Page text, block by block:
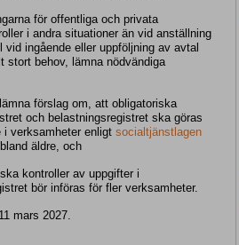
för offentliga och privata
i andra situationer än vid anställning
ingående eller uppföljning av avtal
stort behov, lämna nödvändiga
förslag om, att obligatoriska
och belastningsregistret ska göras
i verksamheter enligt socialtjänstlagen
äldre, och
kontroller av uppgifter i
bör införas för fler verksamheter.
mars 2027.